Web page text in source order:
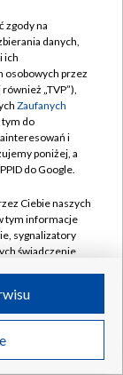
zgody na
danych,
ich
osobowych przez
„TVP”),
Zaufanych
tym do
i
poniżej, a
do Google.
Ciebie naszych
tym informacje
sygnalizatory
świadczenie
Ciebie
identyfikatory